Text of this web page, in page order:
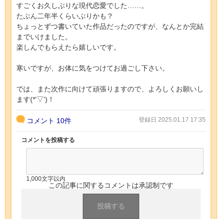
すごくお久しぶりな現代恋愛でした……。
たぶん二年半くらいぶりかも？
ちょっとずつ書いていた作品だったのですが、なんとか完結
までいけました。
楽しんでもらえたら嬉しいです。
寒いですが、お体に気をつけてお過ごし下さい。
では、また次作に向けて頑張りますので、よろしくお願いし
ます(*'▽')！
コメント 10件 登録日 2025.01.17 17:35
コメントを投稿する
1,000文字以内
この記事に関するコメントは承認制です